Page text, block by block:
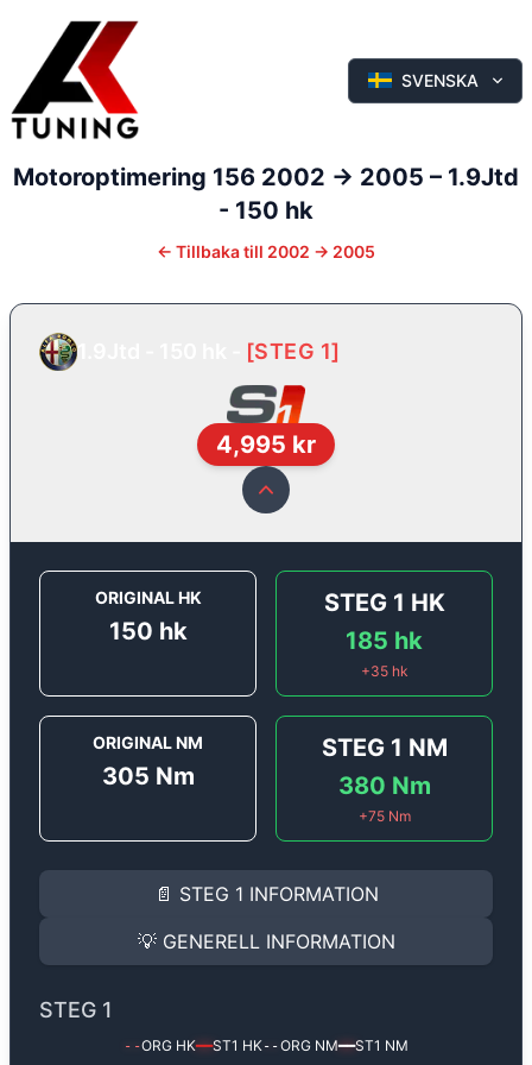
SVENSKA
Motoroptimering 156 2002 -> 2005 – 1.9Jtd
- 150 hk
← Tillbaka till 2002 -> 2005
[STEG 1]
4,995 kr
ORIGINAL HK
150 hk
STEG 1 HK
185 hk
+35hk
ORIGINAL NM
305 Nm
STEG 1 NM
380 Nm
+75Nm
📄 STEG 1 INFORMATION
INFORMATION
Steg 1
Alfa Romeo 156 1.9Jtd -
Effekten ökar från150 hktill185 hkoch
(+35 hk & +75 Nm).
Ger mer effekt, högre vridmoment, lägre
Steg 1 mjukvara justerar vi ett antal
💡 GENERELL INFORMATION
✅ All mjukvara är skräddarsydd för din bil
✅ Felsökning inann samt efter optimering
STEG 1
--ORG HK━━ST1 HK--ORG NM━━ST1 NM